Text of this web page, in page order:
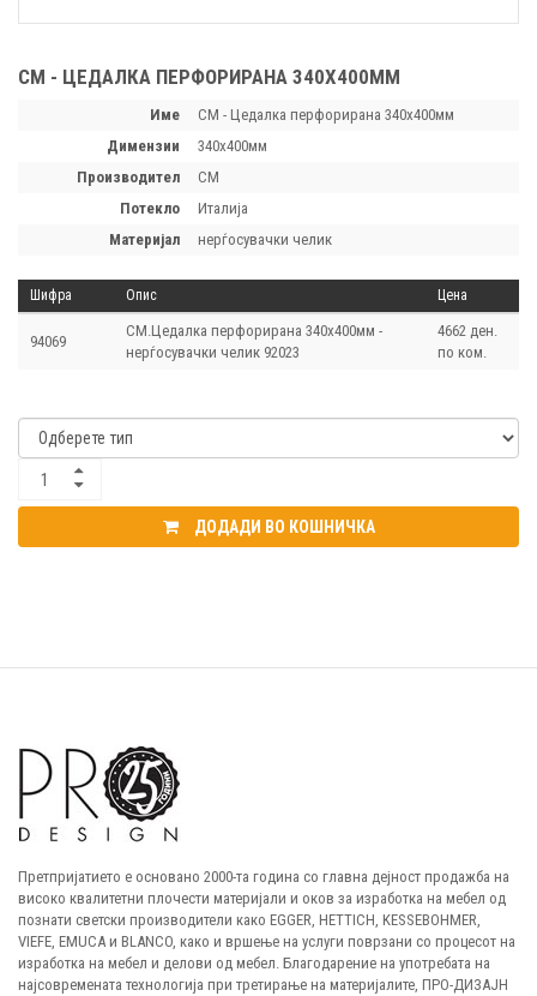
CM - ЦЕДАЛКА ПЕРФОРИРАНА 340Х400ММ
Име
CM - Цедалка перфорирана 340х400мм
димензии
340х400мм
производител
CM
потекло
Италија
материјал
нерѓосувачки челик
Шифра Опис Цена
94069
CM.Цедалка перфорирана 340х400мм -
нерѓосувачки челик 92023
4662 ден.
по ком.
ДОДАДИ ВО КОШНИЧКА
Претпријатието е основано 2000-та година со главна дејност продажба на
високо квалитетни плочести материјали и оков за изработка на мебел од
познати светски производители како EGGER, HETTICH, KESSEBOHMER,
VIEFE, EMUCA и BLANCO, како и вршење на услуги поврзани со процесот на
изработка на мебел и делови од мебел. Благодарение на употребата на
најсовремената технологија при третирање на материјалите, ПРО-ДИЗАЈН